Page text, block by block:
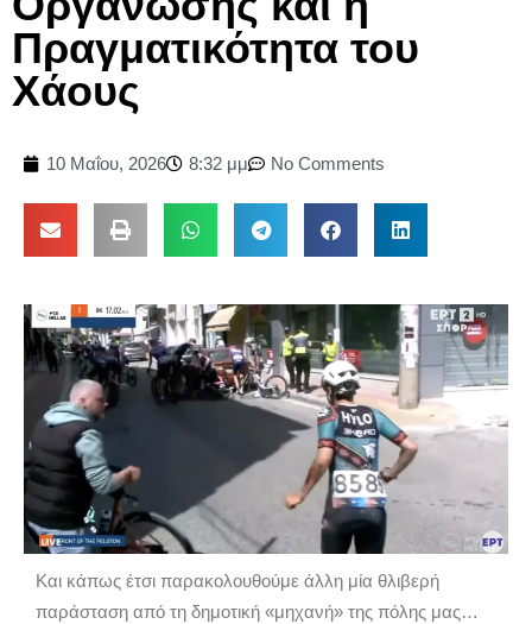
Πραγματικότητα του
Χάους
10 Μαΐου, 2026 8:32 μμ No Comments
Και κάπως έτσι παρακολουθούμε άλλη μία θλιβερή
παράσταση από τη δημοτική «μηχανή» της πόλης μας…